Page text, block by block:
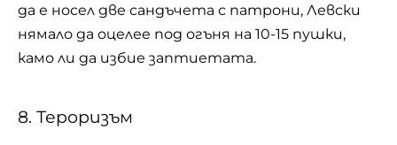
да е носел две сандъчета с патрони, Левски
нямало да оцелее под огъня на 10-15 пушки,
камо ли да избие заптиетата.
8. Тероризъм